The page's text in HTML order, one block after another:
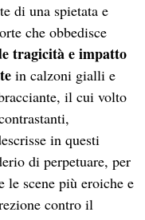
di una spietata e
che obbedisce
tragicità e impatto
in calzoni gialli e
il cui volto
in questi
di perpetuare, per
scene più eroiche e
contro il